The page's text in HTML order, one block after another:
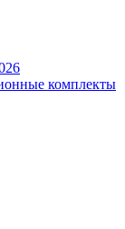
комплекты